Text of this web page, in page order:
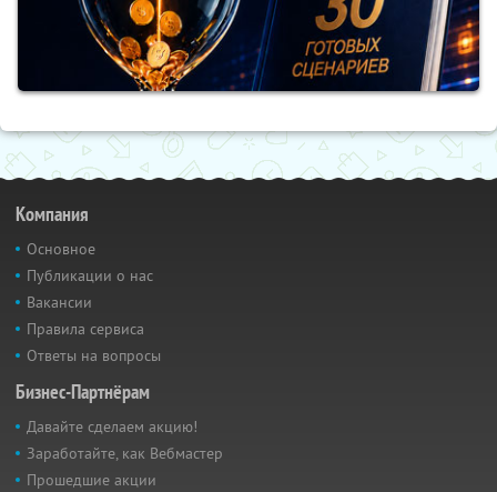
Компания
Основное
Публикации о нас
Вакансии
Правила сервиса
Ответы на вопросы
Бизнес-Партнёрам
Давайте сделаем акцию!
Заработайте, как Вебмастер
Прошедшие акции